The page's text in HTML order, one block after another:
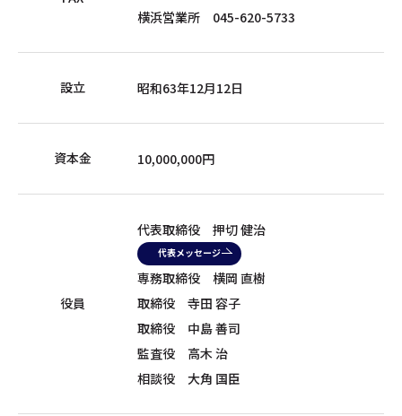
横浜営業所 045-620-5733
設立 昭和63年12月12日
資本金 10,000,000円
役員
代表取締役 押切 健治
代表メッセージ
専務取締役 横岡 直樹
取締役 寺田 容子
取締役 中島 善司
監査役 高木 治
相談役 大角 国臣